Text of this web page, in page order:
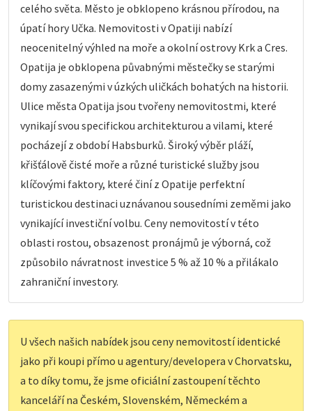
celého světa. Město je obklopeno krásnou přírodou, na
úpatí hory Učka. Nemovitosti v Opatiji nabízí
neocenitelný výhled na moře a okolní ostrovy Krk a Cres.
Opatija je obklopena půvabnými městečky se starými
domy zasazenými v úzkých uličkách bohatých na historii.
Ulice města Opatija jsou tvořeny nemovitostmi, které
vynikají svou specifickou architekturou a vilami, které
pocházejí z období Habsburků. Široký výběr pláží,
křišťálově čisté moře a různé turistické služby jsou
klíčovými faktory, které činí z Opatije perfektní
turistickou destinaci uznávanou sousedními zeměmi jako
vynikající investiční volbu. Ceny nemovitostí v této
oblasti rostou, obsazenost pronájmů je výborná, což
způsobilo návratnost investice 5 % až 10 % a přilákalo
zahraniční investory.
U všech našich nabídek jsou ceny nemovitostí identické
jako při koupi přímo u agentury/developera v Chorvatsku,
a to díky tomu, že jsme oficiální zastoupení těchto
kanceláří na Českém, Slovenském, Německém a